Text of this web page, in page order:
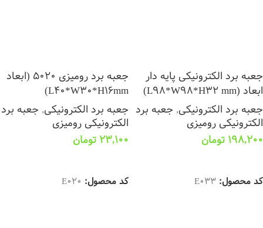
جعبه برد الکترونیکی پایه دار
ابعاد (L98*W98*H32 mm)
جعبه برد الکترونیکی, جعبه برد
الکترونیکی رومیزی
198,200 تومان
کد محصول: E033
جعبه برد رومیزی 5020 (ابعاد
L40*W30*H16mm)
جعبه برد الکترونیکی, جعبه برد
الکترونیکی رومیزی
23,100 تومان
کد محصول: E020